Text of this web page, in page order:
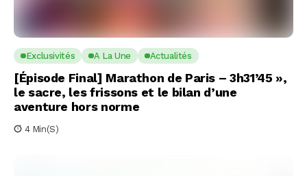
Exclusivités A La Une Actualités
[Épisode Final] Marathon de Paris – 3h31’45 »,
le sacre, les frissons et le bilan d’une
aventure hors norme
4 Min(s)